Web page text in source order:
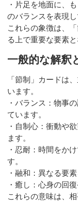
・片足を地面に、
のバランスを表現し
これらの象徴は、
る上で重要な要素と
一般的な解釈
「節制」カードは
います。
・バランス：物事
ています。
・自制心：衝動や
ます。
・忍耐：時間をか
す。
・融和：異なる要
・癒し：心身の回
これらの意味は、